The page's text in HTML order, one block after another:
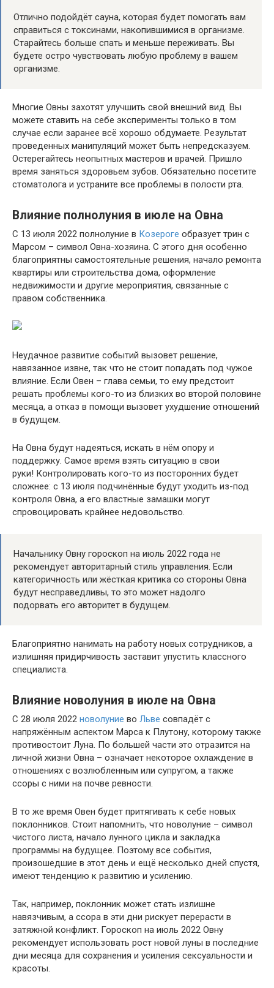
Отлично подойдёт сауна, которая будет помогать вам
справиться с токсинами, накопившимися в организме.
Старайтесь больше спать и меньше переживать. Вы
будете остро чувствовать любую проблему в вашем
организме.
Многие Овны захотят улучшить свой внешний вид. Вы
можете ставить на себе эксперименты только в том
случае если заранее всё хорошо обдумаете. Результат
проведенных манипуляций может быть непредсказуем.
Остерегайтесь неопытных мастеров и врачей. Пришло
время заняться здоровьем зубов. Обязательно посетите
стоматолога и устраните все проблемы в полости рта.
Влияние полнолуния в июле на Овна
С 13 июля 2022 полнолуние в Козероге образует трин с
Марсом – символ Овна-хозяина. С этого дня особенно
благоприятны самостоятельные решения, начало ремонта
квартиры или строительства дома, оформление
недвижимости и другие мероприятия, связанные с
правом собственника.
Неудачное развитие событий вызовет решение,
навязанное извне, так что не стоит попадать под чужое
влияние. Если Овен – глава семьи, то ему предстоит
решать проблемы кого-то из близких во второй половине
месяца, а отказ в помощи вызовет ухудшение отношений
в будущем.
На Овна будут надеяться, искать в нём опору и
поддержку. Самое время взять ситуацию в свои
руки! Контролировать кого-то из посторонних будет
сложнее: с 13 июля подчинённые будут уходить из-под
контроля Овна, а его властные замашки могут
спровоцировать крайнее недовольство.
Начальнику Овну гороскоп на июль 2022 года не
рекомендует авторитарный стиль управления. Если
категоричность или жёсткая критика со стороны Овна
будут несправедливы, то это может надолго
подорвать его авторитет в будущем.
Благоприятно нанимать на работу новых сотрудников, а
излишняя придирчивость заставит упустить классного
специалиста.
Влияние новолуния в июле на Овна
С 28 июля 2022 новолуние во Льве совпадёт с
напряжённым аспектом Марса к Плутону, которому также
противостоит Луна. По большей части это отразится на
личной жизни Овна – означает некоторое охлаждение в
отношениях с возлюбленным или супругом, а также
ссоры с ними на почве ревности.
В то же время Овен будет притягивать к себе новых
поклонников. Стоит напомнить, что новолуние – символ
чистого листа, начало лунного цикла и закладка
программы на будущее. Поэтому все события,
произошедшие в этот день и ещё несколько дней спустя,
имеют тенденцию к развитию и усилению.
Так, например, поклонник может стать излишне
навязчивым, а ссора в эти дни рискует перерасти в
затяжной конфликт. Гороскоп на июль 2022 Овну
рекомендует использовать рост новой луны в последние
дни месяца для сохранения и усиления сексуальности и
красоты.